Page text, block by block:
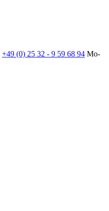
+49 (0) 25 32 - 9 59 68 94 Mo-